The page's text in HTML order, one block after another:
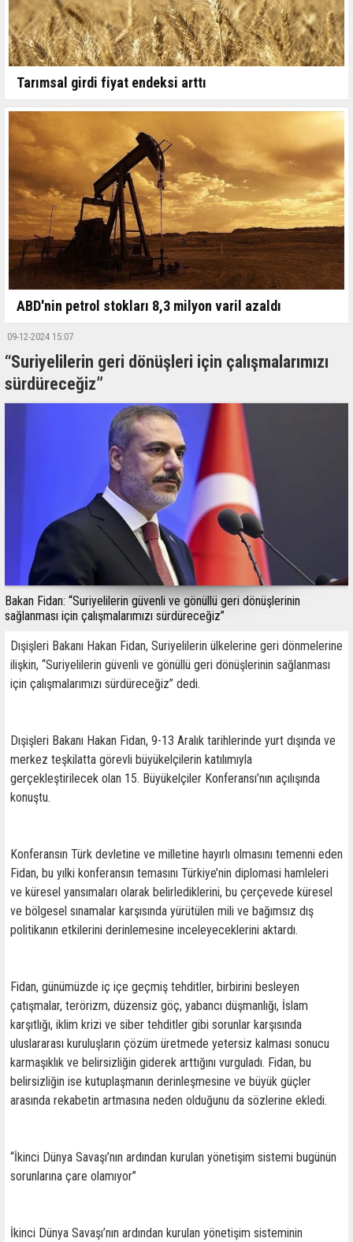
Tarımsal girdi fiyat endeksi arttı
ABD'nin petrol stokları 8,3 milyon varil azaldı
09-12-2024 15:07
“Suriyelilerin geri dönüşleri için çalışmalarımızı
sürdüreceğiz”
Bakan Fidan: “Suriyelilerin güvenli ve gönüllü geri dönüşlerinin
sağlanması için çalışmalarımızı sürdüreceğiz”
Dışişleri Bakanı Hakan Fidan, Suriyelilerin ülkelerine geri dönmelerine
ilişkin, “Suriyelilerin güvenli ve gönüllü geri dönüşlerinin sağlanması
için çalışmalarımızı sürdüreceğiz” dedi.
Dışişleri Bakanı Hakan Fidan, 9-13 Aralık tarihlerinde yurt dışında ve
merkez teşkilatta görevli büyükelçilerin katılımıyla
gerçekleştirilecek olan 15. Büyükelçiler Konferansı’nın açılışında
konuştu.
Konferansın Türk devletine ve milletine hayırlı olmasını temenni eden
Fidan, bu yılki konferansın temasını Türkiye’nin diplomasi hamleleri
ve küresel yansımaları olarak belirlediklerini, bu çerçevede küresel
ve bölgesel sınamalar karşısında yürütülen mili ve bağımsız dış
politikanın etkilerini derinlemesine inceleyeceklerini aktardı.
Fidan, günümüzde iç içe geçmiş tehditler, birbirini besleyen
çatışmalar, terörizm, düzensiz göç, yabancı düşmanlığı, İslam
karşıtlığı, iklim krizi ve siber tehditler gibi sorunlar karşısında
uluslararası kuruluşların çözüm üretmede yetersiz kalması sonucu
karmaşıklık ve belirsizliğin giderek arttığını vurguladı. Fidan, bu
belirsizliğin ise kutuplaşmanın derinleşmesine ve büyük güçler
arasında rekabetin artmasına neden olduğunu da sözlerine ekledi.
“İkinci Dünya Savaşı’nın ardından kurulan yönetişim sistemi bugünün
sorunlarına çare olamıyor”
İkinci Dünya Savaşı’nın ardından kurulan yönetişim sisteminin